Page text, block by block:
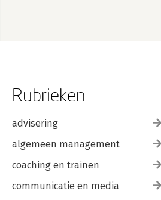
Rubrieken
advisering
algemeen management
coaching en trainen
communicatie en media